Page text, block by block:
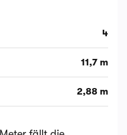
4
11,7 m
2,88 m